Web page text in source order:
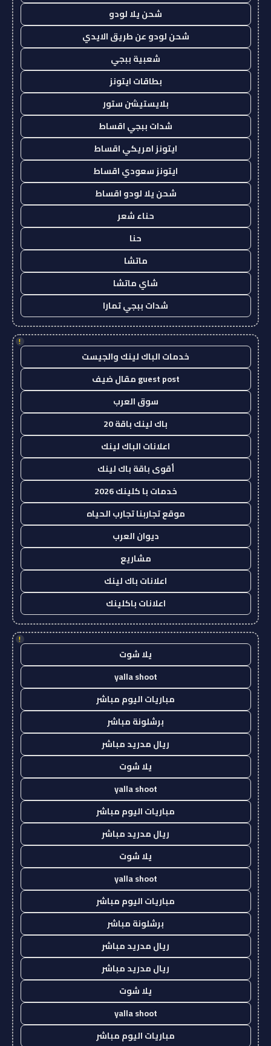
شحن يلا لودو
شحن لودو عن طريق الايدي
شعبية ببجي
بطاقات ايتونز
بلايستيشن ستور
شدات ببجي اقساط
ايتونز امريكي اقساط
ايتونز سعودي اقساط
شحن يلا لودو اقساط
حناء شعر
حنا
ماتشا
شاي ماتشا
شدات ببجي تمارا
!
خدمات الباك لينك والجيست
guest post مقال ضيف
سوق العرب
باك لينك باقة 20
اعلانات الباك لينك
أقوى باقة باك لينك
خدمات با كلينك 2026
موقع تجاربنا تجارب الحياه
ديوان العرب
مشاريع
اعلانات باك لينك
اعلانات باكلينك
!
يلا شوت
yalla shoot
مباريات اليوم مباشر
برشلونة مباشر
ريال مدريد مباشر
يلا شوت
yalla shoot
مباريات اليوم مباشر
ريال مدريد مباشر
يلا شوت
yalla shoot
مباريات اليوم مباشر
برشلونة مباشر
ريال مدريد مباشر
ريال مدريد مباشر
يلا شوت
yalla shoot
مباريات اليوم مباشر